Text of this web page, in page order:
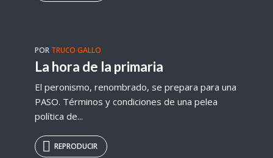
POR TRUCO GALLO
La hora de la primaria
El peronismo, renombrado, se prepara para una
PASO. Términos y condiciones de una pelea
política de...
REPRODUCIR